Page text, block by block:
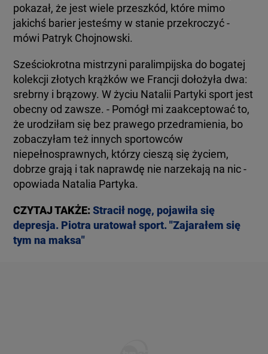
pokazał, że jest wiele przeszkód, które mimo
jakichś barier jesteśmy w stanie przekroczyć -
mówi Patryk Chojnowski.
Sześciokrotna mistrzyni paralimpijska do bogatej
kolekcji złotych krążków we Francji dołożyła dwa:
srebrny i brązowy. W życiu Natalii Partyki sport jest
obecny od zawsze. - Pomógł mi zaakceptować to,
że urodziłam się bez prawego przedramienia, bo
zobaczyłam też innych sportowców
niepełnosprawnych, którzy cieszą się życiem,
dobrze grają i tak naprawdę nie narzekają na nic -
opowiada Natalia Partyka.
CZYTAJ TAKŻE:Stracił nogę, pojawiła się
depresja. Piotra uratował sport. "Zajarałem się
tym na maksa"